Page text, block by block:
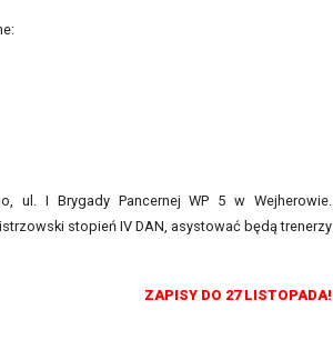
ul. I Brygady Pancernej WP 5 w Wejherowie.
stopień IV DAN, asystować będą trenerzy
ZAPISY DO 27 LISTOPADA!